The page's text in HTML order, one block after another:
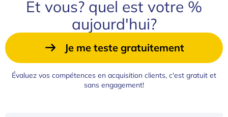
Et vous? quel est votre %
aujourd'hui?
Je me teste gratuitement
Évaluez vos compétences en acquisition clients, c'est gratuit et
sans engagement!